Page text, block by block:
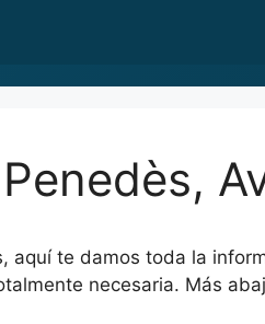
aquí te damos toda la
necesaria. Más